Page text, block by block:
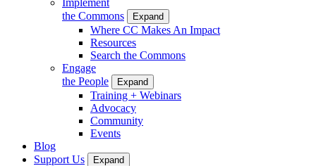
the Commons
Expand
Where CC Makes An Impact
Resources
Search the Commons
Engage
the People
Expand
Training + Webinars
Advocacy
Community
Events
Blog
Support Us
Expand